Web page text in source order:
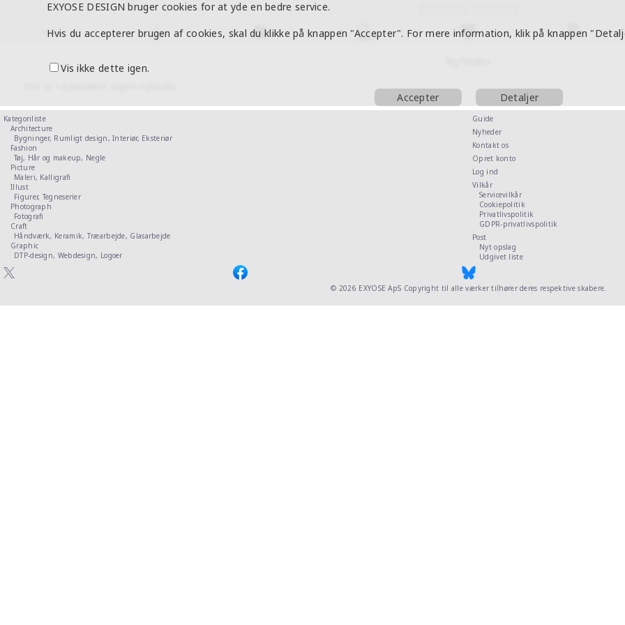
EXYOSE DESIGN bruger cookies for at yde en bedre service.
Hvis du accepterer brugen af cookies, skal du klikke på knappen "Accepter". For mere information, klik på knappen
Vis ikke dette igen.
Accepter Detaljer
Kategoriliste
Architecture
Bygninger, Rumligt design,Interiør, Eksteriør
Fashion
Tøj, Hår og makeup, Negle
Picture
Maleri, Kalligrafi
Illust
Figurer, Tegneserier
Photograph
Fotografi
Craft
Håndværk, Keramik, Træarbejde, Glasarbejde
Graphic
DTP-design, Webdesign, Logoer
Guide
Nyheder
Kontakt os
Opret konto
Log ind
Vilkår
Servicevilkår
Cookiepolitik
Privatlivspolitik
GDPR-privatlivspolitik
Post
Nyt opslag
Udgivet liste
© 2026 EXYOSE ApS Copyright til alle værker tilhører deres respektive skabere.